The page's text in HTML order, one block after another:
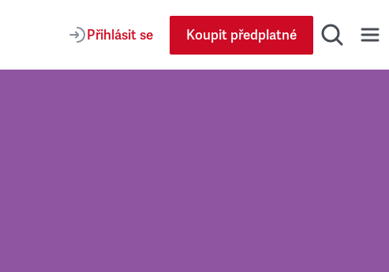
Přihlásit se Koupit předplatné